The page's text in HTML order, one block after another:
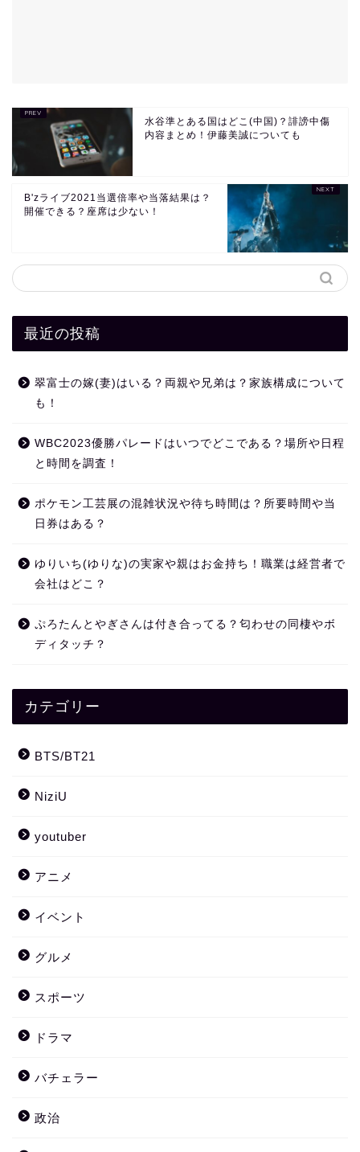
水谷準とある国はどこ(中国)？誹謗中傷
内容まとめ！伊藤美誠についても
B'zライブ2021当選倍率や当落結果は？
開催できる？座席は少ない！
最近の投稿
翠富士の嫁(妻)はいる？両親や兄弟は？家族構成について
も！
WBC2023優勝パレードはいつでどこである？場所や日程
と時間を調査！
ポケモン工芸展の混雑状況や待ち時間は？所要時間や当
日券はある？
ゆりいち(ゆりな)の実家や親はお金持ち！職業は経営者で
会社はどこ？
ぷろたんとやぎさんは付き合ってる？匂わせの同棲やボ
ディタッチ？
カテゴリー
BTS/BT21
NiziU
youtuber
アニメ
イベント
グルメ
スポーツ
ドラマ
バチェラー
政治